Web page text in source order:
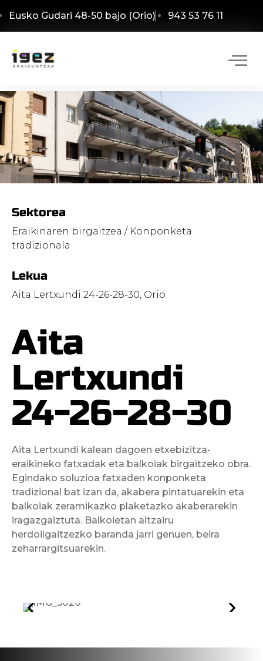
Eusko Gudari 48-50 bajo (Orio) 943 53 76 11
Sektorea
Eraikinaren birgaitzea / Konponketa
tradizionala
Lekua
Aita Lertxundi 24-26-28-30, Orio
Aita
Lertxundi
24-26-28-30
Aita Lertxundi kalean dagoen etxebizitza-
eraikineko fatxadak eta balkoiak birgaitzeko obra.
Egindako soluzioa fatxaden konponketa
tradizional bat izan da, akabera pintatuarekin eta
balkoiak zeramikazko plaketazko akaberarekin
iragazgaiztuta. Balkoietan altzairu
herdoilgaitzezko baranda jarri genuen, beira
zeharrargitsuarekin.